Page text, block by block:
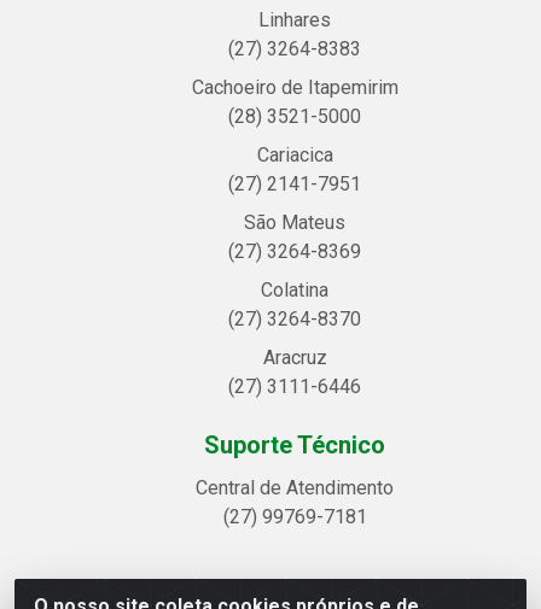
Linhares
(27) 3264-8383
Cachoeiro de Itapemirim
(28) 3521-5000
Cariacica
(27) 2141-7951
São Mateus
(27) 3264-8369
Colatina
(27) 3264-8370
Aracruz
(27) 3111-6446
Suporte Técnico
Central de Atendimento
(27) 99769-7181